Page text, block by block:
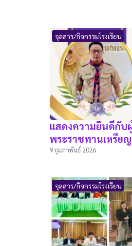
จุลสาร/กิจกรรมโรงเรียน
แสดงความยินดีกับ
พระราชทานเหรีย
9 กุมภาพันธ์ 2026
จุลสาร/กิจกรรมโรงเรียน